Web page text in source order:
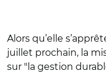
Alors qu’elle
juillet prochain, la
sur "la gestion